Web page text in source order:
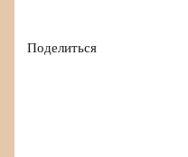
Поделиться